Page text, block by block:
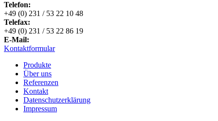
Telefon:
+49 (0) 231 / 53 22 10 48
Telefax:
+49 (0) 231 / 53 22 86 19
E-Mail:
Kontaktformular
Produkte
Über uns
Referenzen
Kontakt
Datenschutzerklärung
Impressum